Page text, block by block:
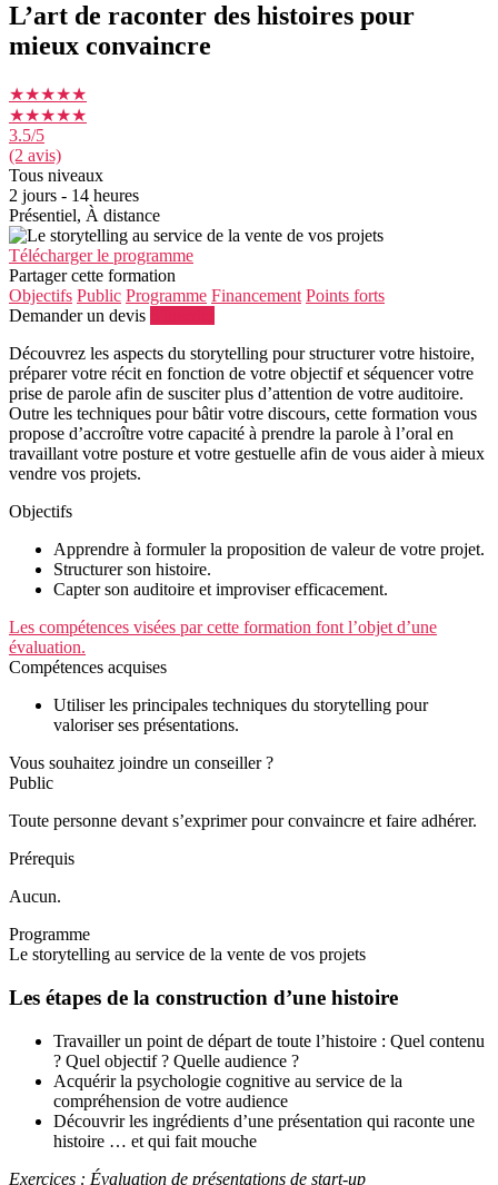
L’art de raconter des histoires pour
mieux convaincre
★★★★★
★★★★★
3.5/5
(2 avis)
Tous niveaux
2 jours - 14 heures
Présentiel, À distance
Télécharger le programme
Partager cette formation
Objectifs Public Programme Financement Points forts
Demander un devis
Découvrez les aspects du storytelling pour structurer votre histoire,
préparer votre récit en fonction de votre objectif et séquencer votre
prise de parole afin de susciter plus d’attention de votre auditoire.
Outre les techniques pour bâtir votre discours, cette formation vous
propose d’accroître votre capacité à prendre la parole à l’oral en
travaillant votre posture et votre gestuelle afin de vous aider à mieux
vendre vos projets.
Objectifs
Apprendre à formuler la proposition de valeur de votre projet.
Structurer son histoire.
Capter son auditoire et improviser efficacement.
Les compétences visées par cette formation font l’objet d’une
évaluation.
Compétences acquises
Utiliser les principales techniques du storytelling pour
valoriser ses présentations.
Vous souhaitez joindre un conseiller ?
Public
Toute personne devant s’exprimer pour convaincre et faire adhérer.
Prérequis
Aucun.
Programme
Le storytelling au service de la vente de vos projets
Les étapes de la construction d’une histoire
Travailler un point de départ de toute l’histoire : Quel contenu
? Quel objectif ? Quelle audience ?
Acquérir la psychologie cognitive au service de la
compréhension de votre audience
Découvrir les ingrédients d’une présentation qui raconte une
histoire … et qui fait mouche
Exercices : Évaluation de présentations de start-up